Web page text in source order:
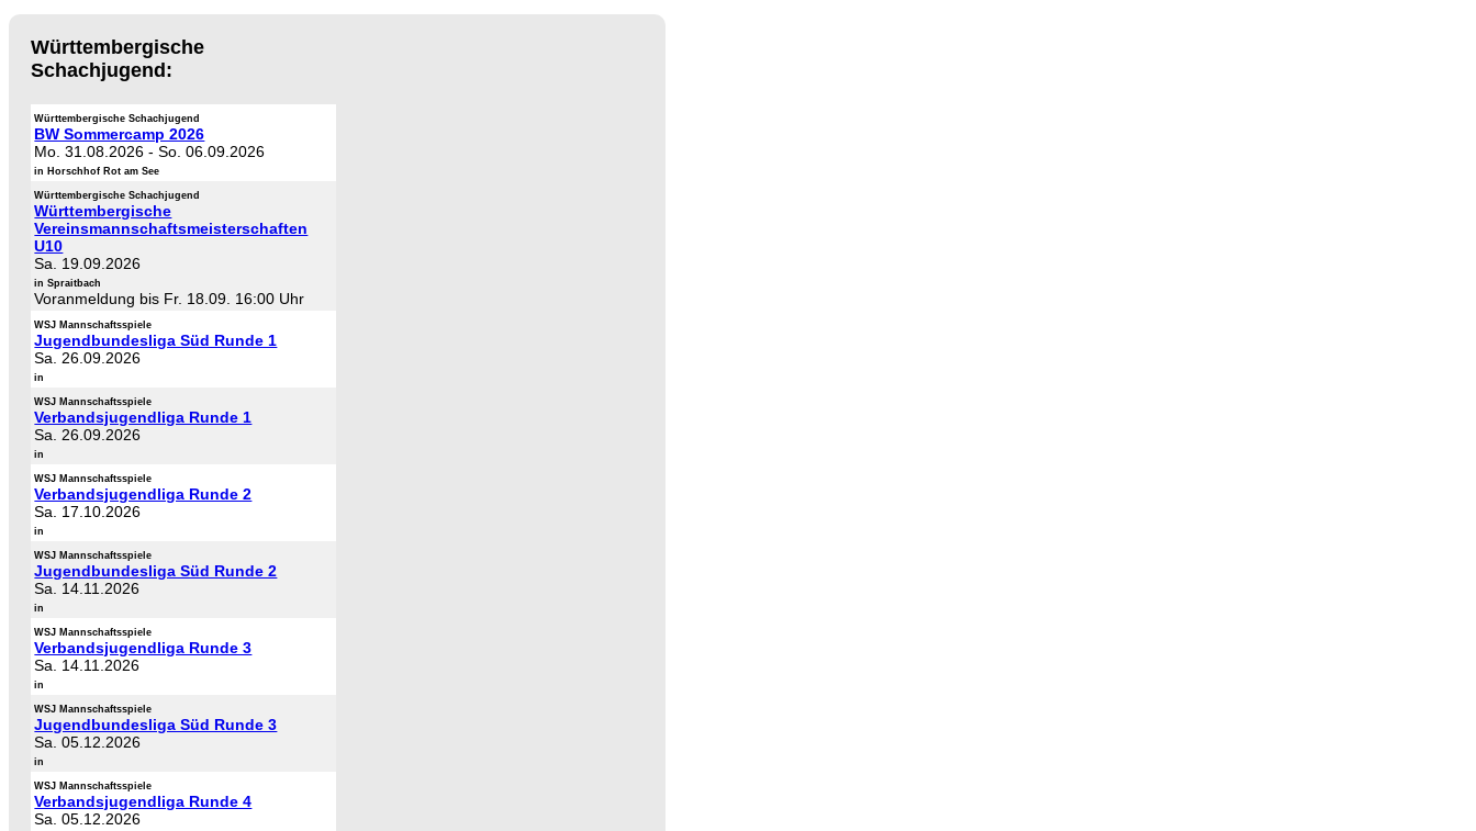
Württembergische
Schachjugend:
Württembergische Schachjugend
BW Sommercamp 2026
Mo. 31.08.2026 -So. 06.09.2026
in Horschhof Rot am See
Württembergische Schachjugend
Württembergische
Vereinsmannschaftsmeisterschaften
U10
Sa. 19.09.2026
in Spraitbach
Voranmeldung bis Fr. 18.09. 16:00 Uhr
WSJ Mannschaftsspiele
Jugendbundesliga Süd Runde 1
Sa. 26.09.2026
in
WSJ Mannschaftsspiele
Verbandsjugendliga Runde 1
Sa. 26.09.2026
in
WSJ Mannschaftsspiele
Verbandsjugendliga Runde 2
Sa. 17.10.2026
in
WSJ Mannschaftsspiele
Jugendbundesliga Süd Runde 2
Sa. 14.11.2026
in
WSJ Mannschaftsspiele
Verbandsjugendliga Runde 3
Sa. 14.11.2026
in
WSJ Mannschaftsspiele
Jugendbundesliga Süd Runde 3
Sa. 05.12.2026
in
WSJ Mannschaftsspiele
Verbandsjugendliga Runde 4
Sa. 05.12.2026